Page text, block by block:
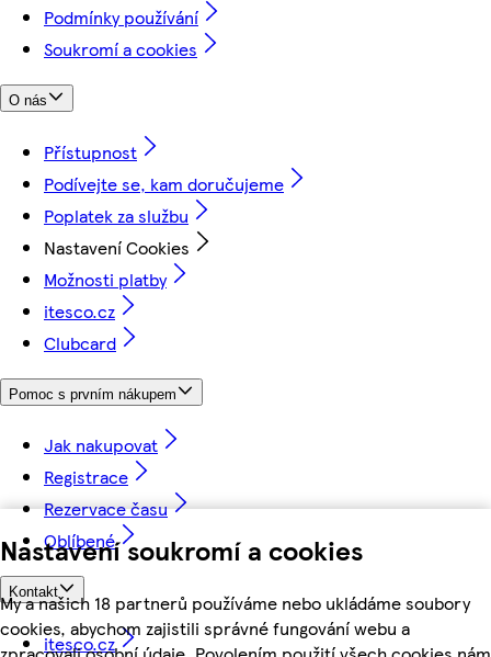
Nastavení soukromí a cookies
My a našich 18 partnerů používáme nebo ukládáme soubory
cookies, abychom zajistili správné fungování webu a
Podmínky používání
Soukromí a cookies
O nás
Přístupnost
Podívejte se, kam doručujeme
Poplatek za službu
Nastavení Cookies
Možnosti platby
itesco.cz
Clubcard
Pomoc s prvním nákupem
Jak nakupovat
Registrace
Rezervace času
Oblíbené
Kontakt
itesco.cz